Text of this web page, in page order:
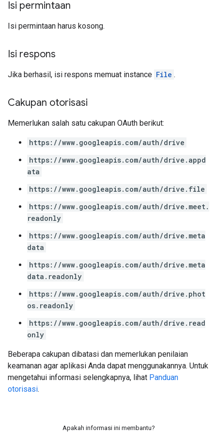
Isi permintaan
Isi permintaan harus kosong.
Isi respons
Jika berhasil, isi respons memuat instance File .
Cakupan otorisasi
Memerlukan salah satu cakupan OAuth berikut:
https://www.googleapis.com/auth/drive
https://www.googleapis.com/auth/drive.appd
ata
https://www.googleapis.com/auth/drive.file
https://www.googleapis.com/auth/drive.meet.
readonly
https://www.googleapis.com/auth/drive.meta
data
https://www.googleapis.com/auth/drive.meta
data.readonly
https://www.googleapis.com/auth/drive.phot
os.readonly
https://www.googleapis.com/auth/drive.read
only
Beberapa cakupan dibatasi dan memerlukan penilaian
keamanan agar aplikasi Anda dapat menggunakannya. Untuk
mengetahui informasi selengkapnya, lihat Panduan
otorisasi.
Apakah informasi ini membantu?